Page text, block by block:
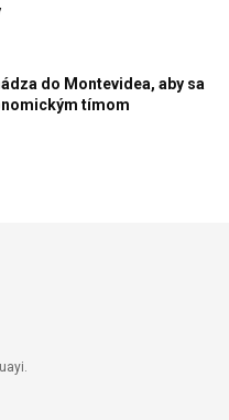
do Montevidea, aby sa
tímom